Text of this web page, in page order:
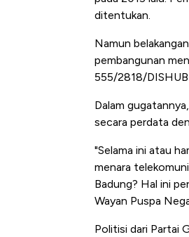
ditentukan.
Namun
pembangunan
555/2818/
Dalam
secara perdata
"Selama ini atau
menara
Badung? Hal ini
Wayan Puspa
Politisi dari Partai